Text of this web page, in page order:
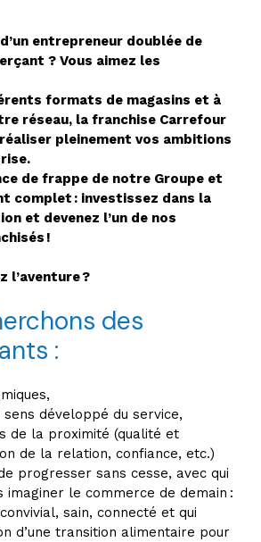
entrepreneur doublée de
? Vous aimez les
formats de magasins et à
réseau, la franchise Carrefour
pleinement vos ambitions
de frappe de notre Groupe et
complet : investissez dans la
et devenez l’un de nos
!
l’aventure ?
des
:
développé du service,
de la proximité (qualité et
de la relation, confiance, etc.)
progresser sans cesse, avec qui
imaginer le commerce de demain :
sain, connecté et qui
d’une transition alimentaire pour